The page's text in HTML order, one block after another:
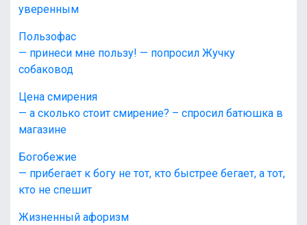
уверенным
Пользофас
— принеси мне пользу! — попросил Жучку
собаковод
Цена смирения
— а сколько стоит смирение? – спросил батюшка в
магазине
Богобежие
— прибегает к богу не тот, кто быстрее бегает, а тот,
кто не спешит
Жизненный афоризм